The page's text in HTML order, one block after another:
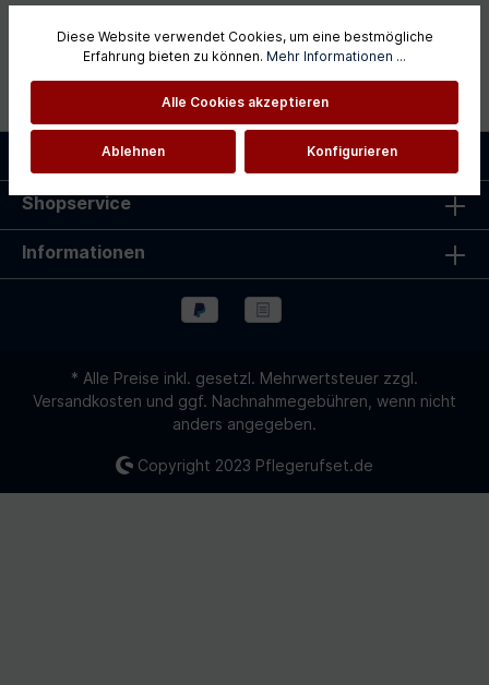
Funk-Notruf für ZuhauseDas ELDAT Hausnotruf-Set RS16
mit Armbandsende…Mehr
Service-Hotline
Shopservice
Informationen
* Alle Preise inkl. gesetzl. Mehrwertsteuer zzgl.
Versandkosten und ggf. Nachnahmegebühren, wenn nicht
anders angegeben.
Copyright 2023 Pflegerufset.de
Diese Website verwendet Cookies, um eine bestmögliche
Erfahrung bieten zu können. Mehr Informationen ...
Alle Cookies akzeptieren
Ablehnen Konfigurieren